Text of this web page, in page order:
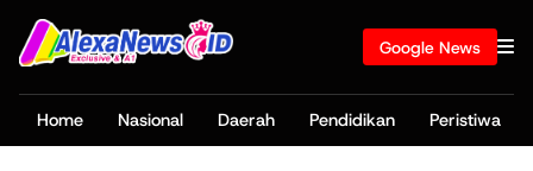
Google News
Home Nasional Daerah Pendidikan Peristiwa